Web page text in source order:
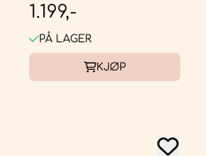
KUNSTIGE ...
1.199,-
PÅ LAGER
KJØP